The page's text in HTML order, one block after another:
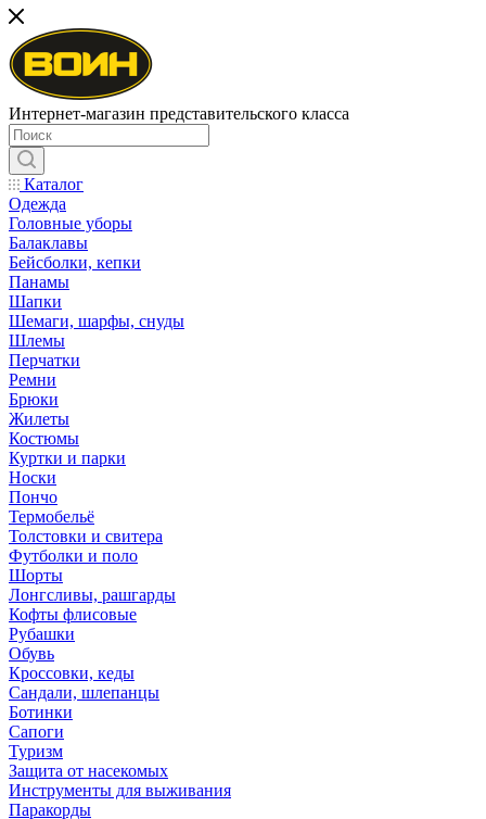
Интернет-магазин представительского класса
Каталог
Одежда
Головные уборы
Балаклавы
Бейсболки, кепки
Панамы
Шапки
Шемаги, шарфы, снуды
Шлемы
Перчатки
Ремни
Брюки
Жилеты
Костюмы
Куртки и парки
Носки
Пончо
Термобельё
Толстовки и свитера
Футболки и поло
Шорты
Лонгсливы, рашгарды
Кофты флисовые
Рубашки
Обувь
Кроссовки, кеды
Сандали, шлепанцы
Ботинки
Сапоги
Туризм
Защита от насекомых
Инструменты для выживания
Паракорды